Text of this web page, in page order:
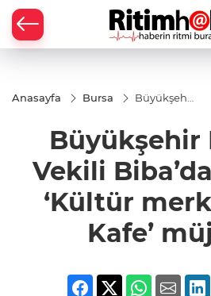
Anasayfa Bursa
Büyükşehir
Biba’dan
İznik’e
‘Kültür
merkezi ve
müjdesi
Büyükşehir
Vekili
‘Kültür
Kafe’